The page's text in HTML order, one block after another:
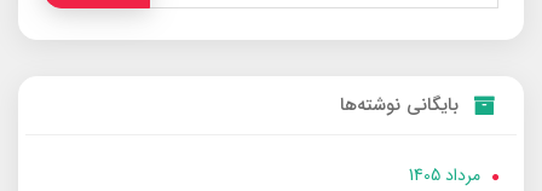
بایگانی نوشته‌ها
مرداد 1405